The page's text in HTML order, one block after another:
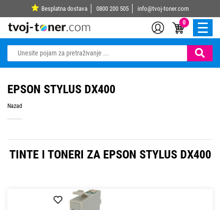
Besplatna dostava 0800 200 505 info@tvoj-toner.com
0
EPSON STYLUS DX400
Nazad
TINTE I TONERI ZA EPSON STYLUS DX400